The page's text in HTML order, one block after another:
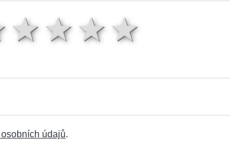
4 hvězdy
3 hvězdy
2 hvězdy
1 hvězda
údajů.